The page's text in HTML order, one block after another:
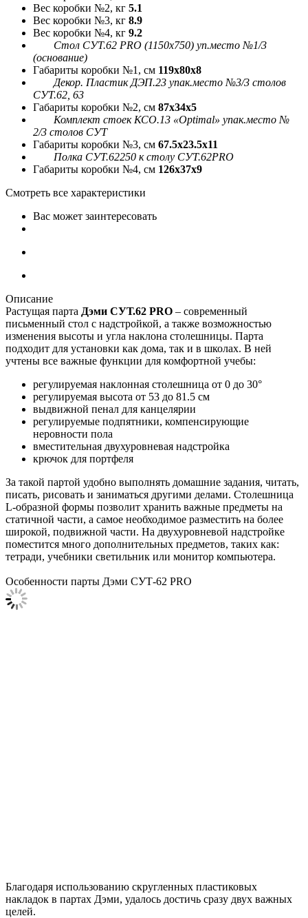
Вес коробки №2, кг 5.1
Вес коробки №3, кг 8.9
Вес коробки №4, кг 9.2
Стол СУТ.62 PRO (1150х750) уп.место №1/3
(основание)
Габариты коробки №1, см 119x80x8
Декор. Пластик ДЭП.23 упак.место №3/3 столов
СУТ.62, 63
Габариты коробки №2, см 87x34x5
Комплект стоек КСО.13 «Optimal» упак.место №
2/3 столов СУТ
Габариты коробки №3, см 67.5x23.5x11
Полка СУТ.62250 к столу СУТ.62PRO
Габариты коробки №4, см 126x37x9
Смотреть все характеристики
Вас может заинтересовать
Описание
Растущая парта Дэми СУТ.62 PRO – современный
письменный стол с надстройкой, а также возможностью
изменения высоты и угла наклона столешницы. Парта
подходит для установки как дома, так и в школах. В ней
учтены все важные функции для комфортной учебы:
регулируемая наклонная столешница от 0 до 30°
регулируемая высота от 53 до 81.5 см
выдвижной пенал для канцелярии
регулируемые подпятники, компенсирующие
неровности пола
вместительная двухуровневая надстройка
крючок для портфеля
За такой партой удобно выполнять домашние задания, читать,
писать, рисовать и заниматься другими делами. Столешница
L-образной формы позволит хранить важные предметы на
статичной части, а самое необходимое разместить на более
широкой, подвижной части. На двухуровневой надстройке
поместится много дополнительных предметов, таких как:
тетради, учебники светильник или монитор компьютера.
Особенности парты Дэми СУТ-62 PRO
Благодаря использованию скругленных пластиковых
накладок в партах Дэми, удалось достичь сразу двух важных
целей.